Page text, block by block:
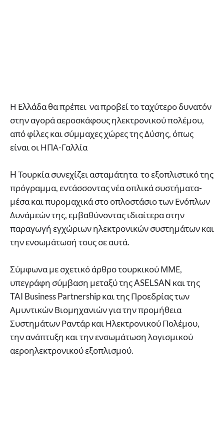
Η Ελλάδα θα πρέπει να προβεί το ταχύτερο δυνατόν
στην αγορά αεροσκάφους ηλεκτρονικού πολέμου,
από φίλες και σύμμαχες χώρες της Δύσης, όπως
είναι οι ΗΠΑ-Γαλλία
H Τουρκία συνεχίζει ασταμάτητα το εξοπλιστικό της
πρόγραμμα, εντάσσοντας νέα οπλικά συστήματα-
μέσα και πυρομαχικά στο οπλοστάσιο των Ενόπλων
Δυνάμεών της, εμβαθύνοντας ιδιαίτερα στην
παραγωγή εγχώριων ηλεκτρονικών συστημάτων και
την ενσωμάτωσή τους σε αυτά.
Σύμφωνα με σχετικό άρθρο τουρκικού ΜΜΕ,
υπεγράφη σύμβαση μεταξύ της ASELSAN και της
TAI Business Partnership και της Προεδρίας των
Αμυντικών Βιομηχανιών για την προμήθεια
Συστημάτων Ραντάρ και Ηλεκτρονικού Πολέμου,
την ανάπτυξη και την ενσωμάτωση λογισμικού
αεροηλεκτρονικού εξοπλισμού.